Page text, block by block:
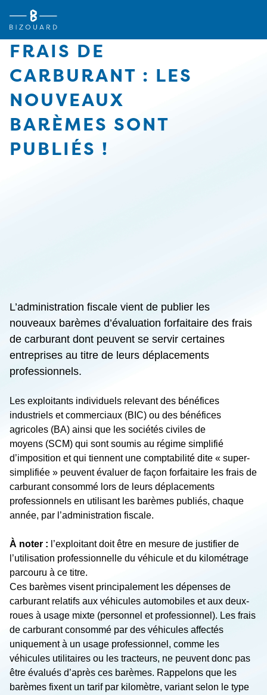
TPE
Agriculteurs (Bizouard)
PME
Boulangers (Abexe)
Associations
Hôteliers (Courtois)
Actualités
Carrières
Implantations
FRAIS DE
CARBURANT : LES
NOUVEAUX
BARÈMES SONT
PUBLIÉS !
L’administration fiscale vient de publier les
nouveaux barèmes d’évaluation forfaitaire des frais
de carburant dont peuvent se servir certaines
entreprises au titre de leurs déplacements
professionnels.
Les exploitants individuels relevant des bénéfices
industriels et commerciaux (BIC) ou des bénéfices
agricoles (BA) ainsi que les sociétés civiles de
moyens (SCM) qui sont soumis au régime simplifié
d’imposition et qui tiennent une comptabilité dite « super-
simplifiée » peuvent évaluer de façon forfaitaire les frais de
carburant consommé lors de leurs déplacements
professionnels en utilisant les barèmes publiés, chaque
année, par l’administration fiscale.
À noter : l’exploitant doit être en mesure de justifier de
l’utilisation professionnelle du véhicule et du kilométrage
parcouru à ce titre.
Ces barèmes visent principalement les dépenses de
carburant relatifs aux véhicules automobiles et aux deux-
roues à usage mixte (personnel et professionnel). Les frais
de carburant consommé par des véhicules affectés
uniquement à un usage professionnel, comme les
véhicules utilitaires ou les tracteurs, ne peuvent donc pas
être évalués d’après ces barèmes. Rappelons que les
barèmes fixent un tarif par kilomètre, variant selon le type